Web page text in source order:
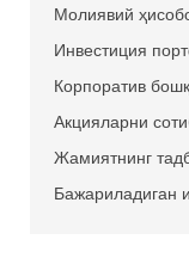
Молиявий
Инвестиция
Корпоратив
Акцияларни
Жамиятнинг
Бажариладиган